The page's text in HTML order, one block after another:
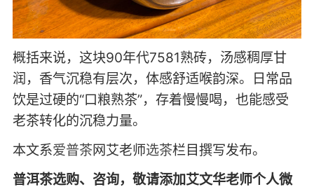
概括来说，这块90年代7581熟砖，汤感稠厚甘
润，香气沉稳有层次，体感舒适喉韵深。日常品
饮是过硬的“口粮熟茶”，存着慢慢喝，也能感受
老茶转化的沉稳力量。
本文系爱普茶网艾老师选茶栏目撰写发布。
普洱茶选购、咨询，敬请添加艾文华老师个人微